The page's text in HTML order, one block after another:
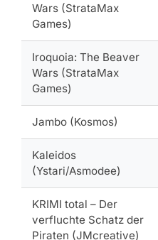
Wars (StrataMax
Games)
Iroquoia: The Beaver
Wars (StrataMax
Games)
Jambo (Kosmos)
Kaleidos
(Ystari/Asmodee)
KRIMI total – Der
verfluchte Schatz der
Piraten (JMcreative)